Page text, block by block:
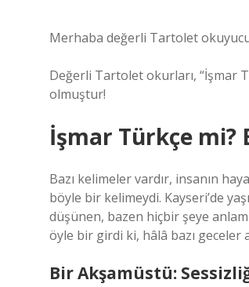
Merhaba değerli Tartolet
Değerli Tartolet okurları, “İşmar
olmuştur!
İşmar Türkçe mi?
Bazı kelimeler vardır, insanın
böyle bir kelimeydi. Kayseri’de
düşünen, bazen hiçbir şeye
öyle bir girdi ki, hâlâ bazı geceler
Bir Akşamüstü: